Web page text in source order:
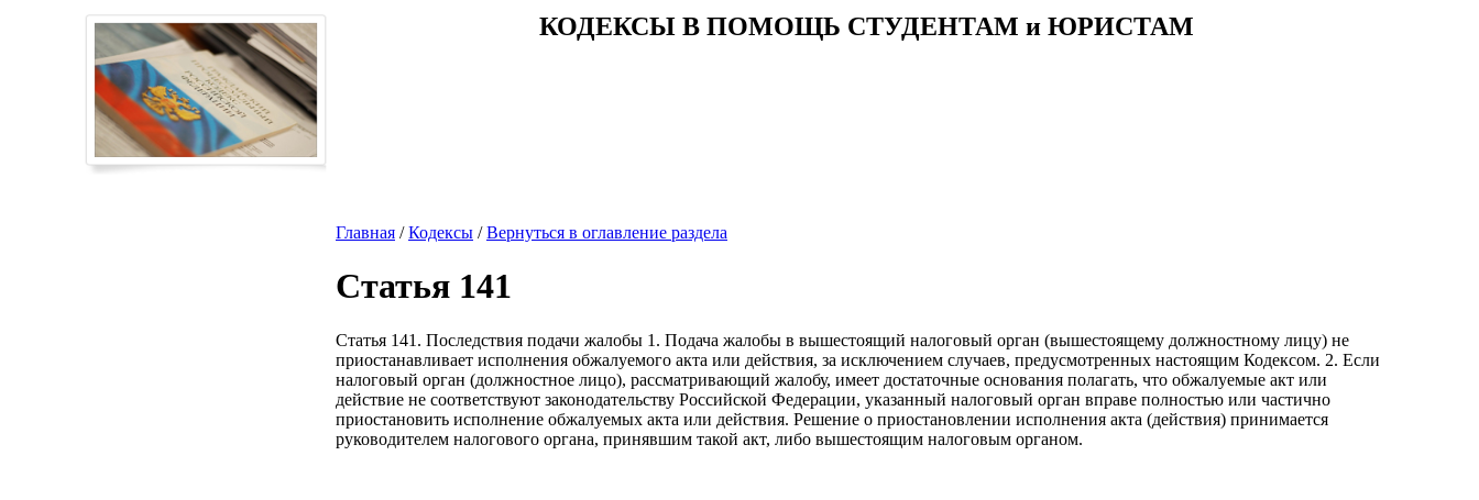
КОДЕКСЫ В ПОМОЩЬ СТУДЕНТАМ и ЮРИСТАМ
Главная /Кодексы /Вернуться в оглавление раздела
Статья 141
Статья 141. Последствия подачи жалобы 1. Подача жалобы в вышестоящий налоговый орган (вышестоящему должностному лицу) не
приостанавливает исполнения обжалуемого акта или действия, за исключением случаев, предусмотренных настоящим Кодексом. 2. Если
налоговый орган (должностное лицо), рассматривающий жалобу, имеет достаточные основания полагать, что обжалуемые акт или
действие не соответствуют законодательству Российской Федерации, указанный налоговый орган вправе полностью или частично
приостановить исполнение обжалуемых акта или действия. Решение о приостановлении исполнения акта (действия) принимается
руководителем налогового органа, принявшим такой акт, либо вышестоящим налоговым органом.